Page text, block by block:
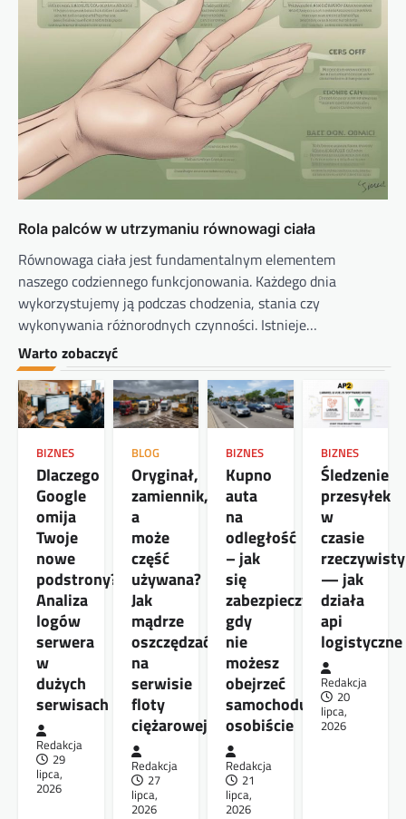
Rola palców w utrzymaniu równowagi ciała
Równowaga ciała jest fundamentalnym elementem
naszego codziennego funkcjonowania. Każdego dnia
wykorzystujemy ją podczas chodzenia, stania czy
wykonywania różnorodnych czynności. Istnieje…
Warto zobaczyć
BIZNES
Dlaczego
Google
omija
Twoje
nowe
podstrony?
Analiza
logów
serwera
w
dużych
serwisach
Redakcja
29
lipca,
2026
BLOG
Oryginał,
zamiennik,
a
może
część
używana?
Jak
mądrze
oszczędzać
na
serwisie
floty
ciężarowej
Redakcja
27
lipca,
2026
BIZNES
Kupno
auta
na
odległość
– jak
się
zabezpieczyć,
gdy
nie
możesz
obejrzeć
samochodu
osobiście
Redakcja
21
lipca,
2026
BIZNES
Śledzenie
przesyłek
w
czasie
— jak
działa
api
logistyczne
Redakcja
20
lipca,
2026